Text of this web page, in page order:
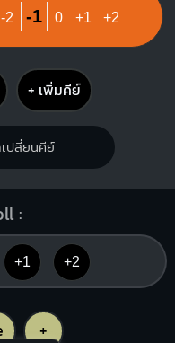
-2 -1 0 +1 +2
+ เพิ่มคีย์
ปลี่ยนคีย์
:
+1 +2
+